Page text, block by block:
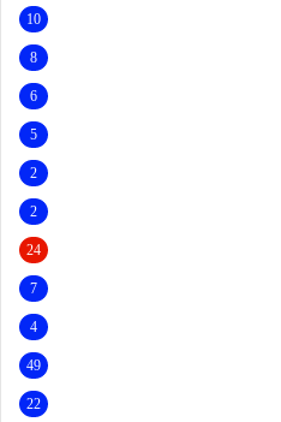
10
8
6
5
2
2
24
7
4
49
22